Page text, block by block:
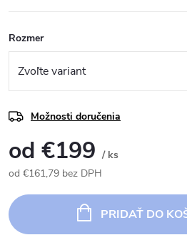
Rozmer
Možnosti doručenia
od €199 / ks
od €161,79 bez DPH
cena:
PRIDAŤ DO